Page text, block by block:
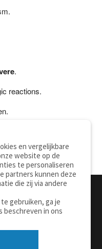
.
reactions.
deze site
en vergelijkbare
website op de
te personaliseren
partners kunnen deze
die zij via andere
gebruiken, ga je
beschreven in ons